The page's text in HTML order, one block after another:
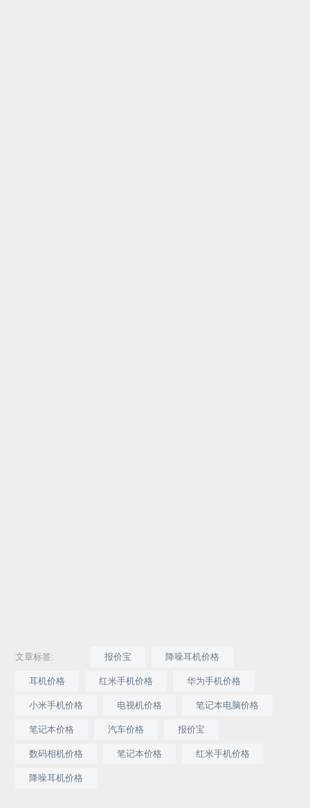
文章标签: 报价宝 降噪耳机价格
耳机价格 红米手机价格 华为手机价格
小米手机价格 电视机价格 笔记本电脑价格
笔记本价格 汽车价格 报价宝
数码相机价格 笔记本价格 红米手机价格
降噪耳机价格